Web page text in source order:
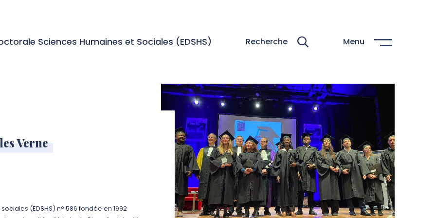
Sciences Humaines et Sociales (EDSHS) Recherche Menu
Verne
(EDSHS) n° 586 fondée en 1992